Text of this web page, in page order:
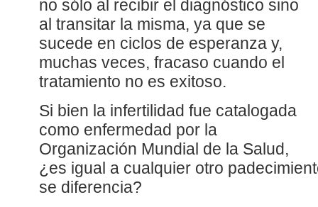
no sólo al recibir el diagnóstico sino
al transitar la misma, ya que se
sucede en ciclos de esperanza y,
muchas veces, fracaso cuando el
tratamiento no es exitoso.
Si bien la infertilidad fue catalogada
como enfermedad por la
Organización Mundial de la Salud,
¿es igual a cualquier otro
se diferencia?